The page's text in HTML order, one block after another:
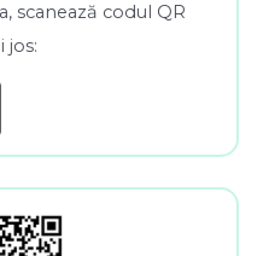
scanează codul QR
jos: